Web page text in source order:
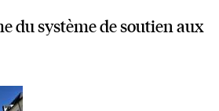
du système de soutien aux